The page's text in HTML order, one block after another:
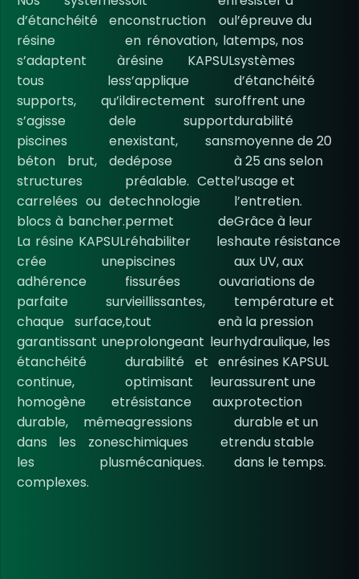
d’étanchéité en
résine
s’adaptent à
tous les
supports, qu’il
s’agisse de
piscines en
béton brut, de
structures
carrelées ou de
blocs à bancher.
La résine KAPSUL
crée une
adhérence
parfaite sur
chaque surface,
garantissant une
étanchéité
continue,
homogène et
durable, même
dans les zones
les plus
complexes.
construction ou
en rénovation, la
résine KAPSUL
s’applique
directement sur
le support
existant, sans
dépose
préalable. Cette
technologie
permet de
réhabiliter les
piscines
fissurées ou
vieillissantes,
tout en
prolongeant leur
durabilité et en
optimisant leur
résistance aux
agressions
chimiques et
mécaniques.
l’épreuve du
temps, nos
systèmes
d’étanchéité
offrent une
durabilité
moyenne de 20
à 25 ans selon
l’usage et
l’entretien.
Grâce à leur
haute résistance
aux UV, aux
variations de
température et
à la pression
hydraulique, les
résines KAPSUL
assurent une
protection
durable et un
rendu stable
dans le temps.